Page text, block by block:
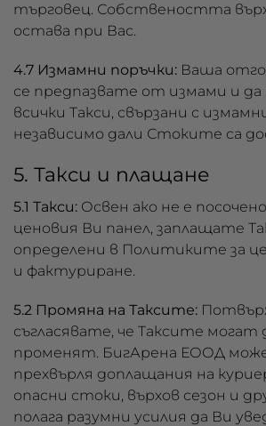
търговец. Собствеността
остава при Вас.
4.7 Измамни поръчки: Ваша
се предпазвате от измами и
всички Такси, свързани с
независимо дали Стоките са
5. Такси и плащане
5.1 Такси: Освен ако не е
ценовия Ви панел, заплащате
определени в Политиките за
и фактуриране.
5.2 Промяна на Таксите:
съгласявате, че Таксите могат
променят. БигАрена ЕООД
прехвърля доплащания на
опасни стоки, върхов сезон и
полага разумни усилия да Ви